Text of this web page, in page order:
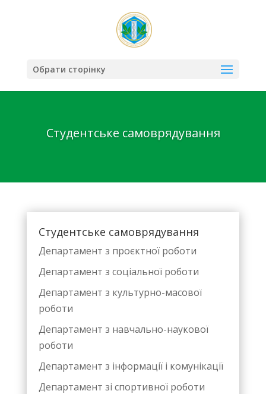
Обрати сторінку
Студентське самоврядування
Студентське самоврядування
Департамент з проєктної роботи
Департамент з соціальної роботи
Департамент з культурно-масової
роботи
Департамент з навчально-наукової
роботи
Департамент з інформації і комунікації
Департамент зі спортивної роботи